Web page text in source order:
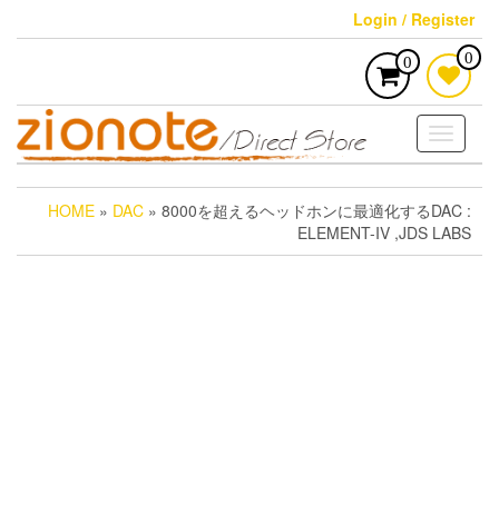
Login / Register
0 0
Toggle
HOME » DAC » 8000を超えるヘッドホンに最適化するDAC :
ELEMENT-IV ,JDS LABS